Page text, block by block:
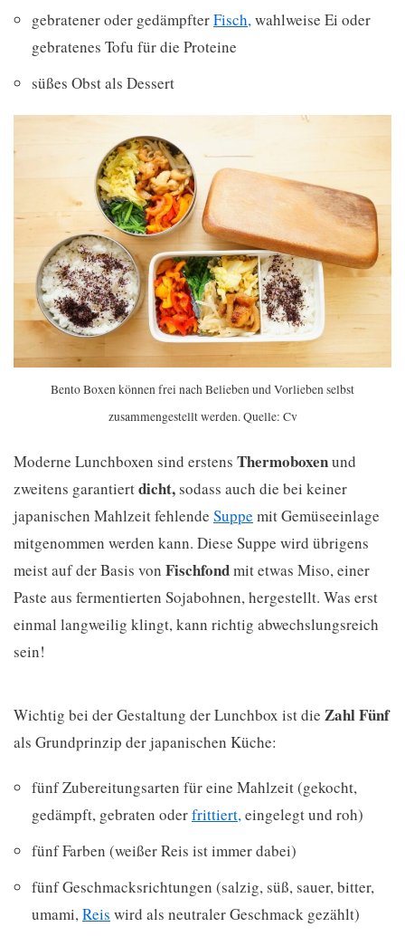
gebratener oder gedämpfterFisch,wahlweise Ei oder
gebratenes Tofu für die Proteine
süßes Obst als Dessert
Bento Boxen können frei nach Belieben und Vorlieben selbst
zusammengestellt werden. Quelle: Cv
Moderne Lunchboxen sind erstens Thermoboxenund
zweitens garantiertdicht,sodass auch die bei keiner
japanischen Mahlzeit fehlende Suppe mit Gemüseeinlage
mitgenommen werden kann. Diese Suppe wird übrigens
meist auf der Basis von Fischfondmit etwas Miso, einer
Paste aus fermentierten Sojabohnen, hergestellt. Was erst
einmal langweilig klingt, kann richtig abwechslungsreich
sein!
Wichtig bei der Gestaltung der Lunchbox ist die Zahl Fünf
als Grundprinzip der japanischen Küche:
fünf Zubereitungsarten für eine Mahlzeit (gekocht,
gedämpft, gebraten oderfrittiert,eingelegt und roh)
fünf Farben (weißer Reis ist immer dabei)
fünf Geschmacksrichtungen (salzig, süß, sauer, bitter,
umami,Reis wird als neutraler Geschmack gezählt)